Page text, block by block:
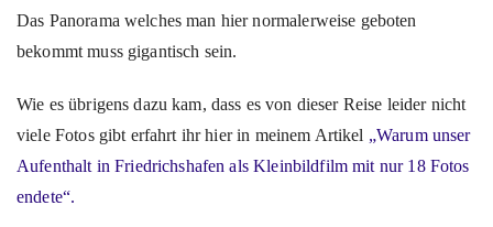
Das Panorama welches man hier normalerweise geboten
bekommt muss gigantisch sein.
Wie es übrigens dazu kam, dass es von dieser Reise leider nicht
viele Fotos gibt erfahrt ihr hier in meinem Artikel „Warum unser
Aufenthalt in Friedrichshafen als Kleinbildfilm mit nur 18 Fotos
endete“.